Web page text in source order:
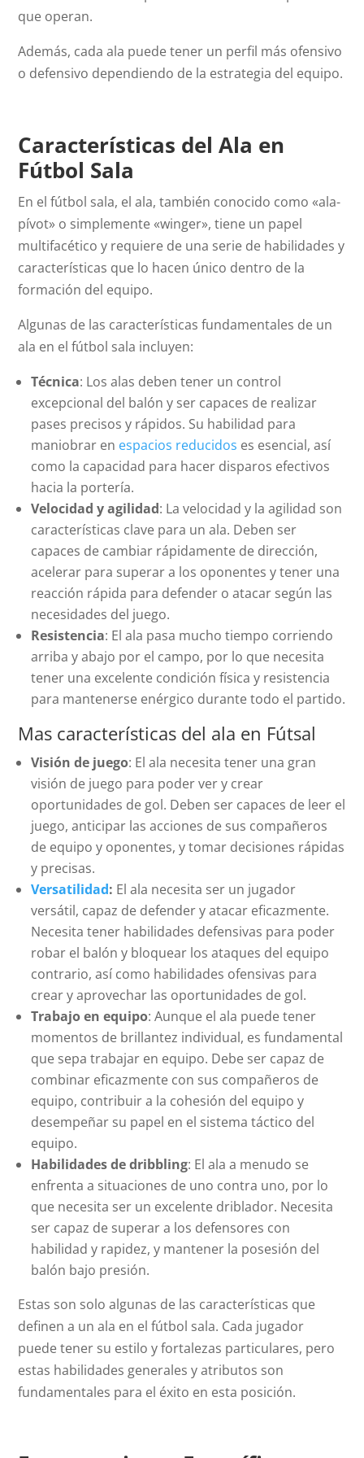
que operan.
Además, cada ala puede tener un perfil más ofensivo
o defensivo dependiendo de la estrategia del equipo.
Características del Ala en
Fútbol Sala
En el fútbol sala, el ala, también conocido como «ala-
pívot» o simplemente «winger», tiene un papel
multifacético y requiere de una serie de habilidades y
características que lo hacen único dentro de la
formación del equipo.
Algunas de las características fundamentales de un
ala en el fútbol sala incluyen:
Técnica: Los alas deben tener un control
excepcional del balón y ser capaces de realizar
pases precisos y rápidos. Su habilidad para
maniobrar en espacios reducidos es esencial, así
como la capacidad para hacer disparos efectivos
hacia la portería.
Velocidad y agilidad: La velocidad y la agilidad son
características clave para un ala. Deben ser
capaces de cambiar rápidamente de dirección,
acelerar para superar a los oponentes y tener una
reacción rápida para defender o atacar según las
necesidades del juego.
Resistencia: El ala pasa mucho tiempo corriendo
arriba y abajo por el campo, por lo que necesita
tener una excelente condición física y resistencia
para mantenerse enérgico durante todo el partido.
Mas características del ala en Fútsal
Visión de juego: El ala necesita tener una gran
visión de juego para poder ver y crear
oportunidades de gol. Deben ser capaces de leer el
juego, anticipar las acciones de sus compañeros
de equipo y oponentes, y tomar decisiones rápidas
y precisas.
Versatilidad: El ala necesita ser un jugador
versátil, capaz de defender y atacar eficazmente.
Necesita tener habilidades defensivas para poder
robar el balón y bloquear los ataques del equipo
contrario, así como habilidades ofensivas para
crear y aprovechar las oportunidades de gol.
Trabajo en equipo: Aunque el ala puede tener
momentos de brillantez individual, es fundamental
que sepa trabajar en equipo. Debe ser capaz de
combinar eficazmente con sus compañeros de
equipo, contribuir a la cohesión del equipo y
desempeñar su papel en el sistema táctico del
equipo.
Habilidades de dribbling: El ala a menudo se
enfrenta a situaciones de uno contra uno, por lo
que necesita ser un excelente driblador. Necesita
ser capaz de superar a los defensores con
habilidad y rapidez, y mantener la posesión del
balón bajo presión.
Estas son solo algunas de las características que
definen a un ala en el fútbol sala. Cada jugador
puede tener su estilo y fortalezas particulares, pero
estas habilidades generales y atributos son
fundamentales para el éxito en esta posición.